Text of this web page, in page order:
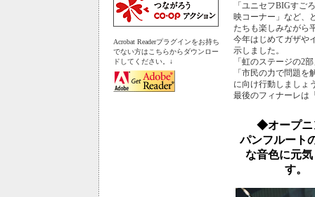
Acrobat Readerプラグインをお持ち
でない方はこちらからダウンロー
ドしてください。↓
「ユニセフBIGすご
映コーナー」など、
たちも楽しみながら
今年はじめてガザや
示しました。
「虹のステージの2
「市民の力で問題
に向け行動しましょ
最後のフィナーレは
◆オープニ
パンフルート
な音色に元
す。